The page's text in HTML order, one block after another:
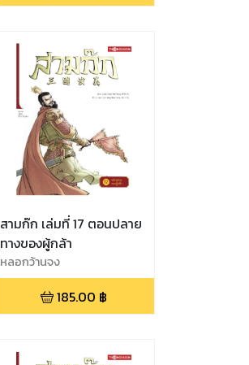
สามก๊ก เล่มที่ 17 ตอนปลาย
ทางของผู้กล้า
หลอกว้านจง
185.00 ฿